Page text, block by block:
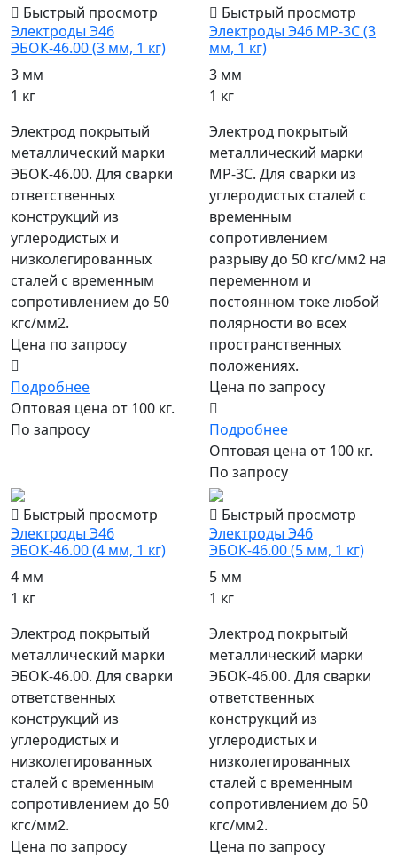
Быстрый просмотр
Электроды Э46
ЭБОК-46.00 (3 мм, 1 кг)
3 мм
1 кг
Электрод покрытый
металлический марки
ЭБОК-46.00. Для сварки
ответственных
конструкций из
углеродистых и
низколегированных
сталей с временным
сопротивлением до 50
кгс/мм2.
Цена по запросу
Подробнее
Оптовая цена от 100 кг.
По запросу
Быстрый просмотр
Электроды Э46 МР-3С (3
мм, 1 кг)
3 мм
1 кг
Электрод покрытый
металлический марки
МР-3С. Для сварки из
углеродистых сталей с
временным
сопротивлением
разрыву до 50 кгс/мм2 на
переменном и
постоянном токе любой
полярности во всех
пространственных
положениях.
Цена по запросу
Подробнее
Оптовая цена от 100 кг.
По запросу
Быстрый просмотр
Электроды Э46
ЭБОК-46.00 (4 мм, 1 кг)
4 мм
1 кг
Электрод покрытый
металлический марки
ЭБОК-46.00. Для сварки
ответственных
конструкций из
углеродистых и
низколегированных
сталей с временным
сопротивлением до 50
кгс/мм2.
Цена по запросу
Быстрый просмотр
Электроды Э46
ЭБОК-46.00 (5 мм, 1 кг)
5 мм
1 кг
Электрод покрытый
металлический марки
ЭБОК-46.00. Для сварки
ответственных
конструкций из
углеродистых и
низколегированных
сталей с временным
сопротивлением до 50
кгс/мм2.
Цена по запросу